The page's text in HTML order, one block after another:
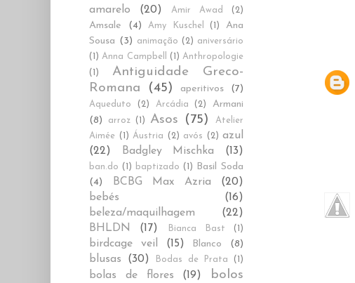
amarelo (20) Amir Awad (2)
Amsale (4) Amy Kuschel (1)
Ana
Sousa (3) animação (2) aniversário
(1) Anna Campbell (1) Anthropologie
(1)
Antiguidade Greco-
Romana
(45) aperitivos (7)
Aqueduto (2) Arcádia (2)
Armani
(8)
arroz (1) Asos (75)
Atelier
Aimée
(1) Áustria (2) avós (2) azul
(22)
Badgley Mischka (13)
ban.do (1) baptizado (1)
Basil Soda
(4)
BCBG Max Azria
(20)
bebés
(16)
beleza/maquilhagem
(22)
BHLDN
(17) Bianca Bast (1)
birdcage veil (15) Blanco (8)
blusas (30) Bodas de Prata (1)
bolas de flores (19)
bolos